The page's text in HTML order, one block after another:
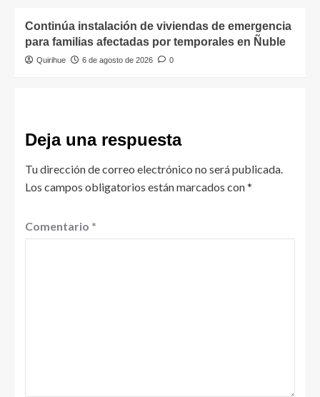
Continúa instalación de viviendas de emergencia
para familias afectadas por temporales en Ñuble
Quirihue 6 de agosto de 2026 0
Deja una respuesta
Tu dirección de correo electrónico no será publicada.
Los campos obligatorios están marcados con*
Comentario *